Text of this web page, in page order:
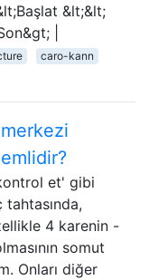
&lt;&lt;
|
caro-kann
et' gibi
4 karenin -
somut
Onları diğer